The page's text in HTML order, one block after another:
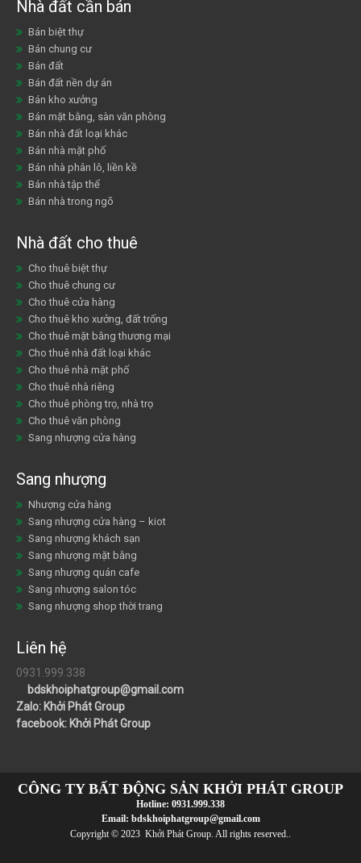
Nhà đất cần bán
Bán biệt thự
Bán chung cư
Bán đất
Bán đất nền dự án
Bán kho xưởng
Bán mặt bằng, sàn văn phòng
Bán nhà đất loại khác
Bán nhà mặt phố
Bán nhà phân lô, liền kề
Bán nhà tập thể
Bán nhà trong ngõ
Nhà đất cho thuê
Cho thuê biệt thự
Cho thuê chung cư
Cho thuê cửa hàng
Cho thuê kho xưởng, đất trống
Cho thuê mặt bằng thương mại
Cho thuê nhà đất loại khác
Cho thuê nhà mặt phố
Cho thuê nhà riêng
Cho thuê phòng trọ, nhà trọ
Cho thuê văn phòng
Sang nhượng cửa hàng
Sang nhượng
Nhượng cửa hàng
Sang nhượng cửa hàng – kiot
Sang nhượng khách sạn
Sang nhượng mặt bằng
Sang nhượng quán cafe
Sang nhượng salon tóc
Sang nhượng shop thời trang
Liên hệ
0931.999.338
bdskhoiphatgroup@gmail.com
Zalo: Khởi Phát Group
facebook: Khởi Phát Group
CÔNG TY BẤT ĐỘNG SẢN KHỞI PHÁT GROUP
Hotline: 0931.999.338
Email: bdskhoiphatgroup@gmail.com
Copyright © 2023 Khởi Phát Group. All rights reserved..